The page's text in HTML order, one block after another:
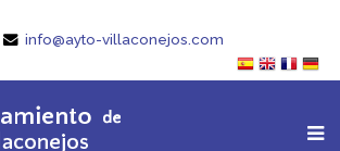
info@ayto-villaconejos.com